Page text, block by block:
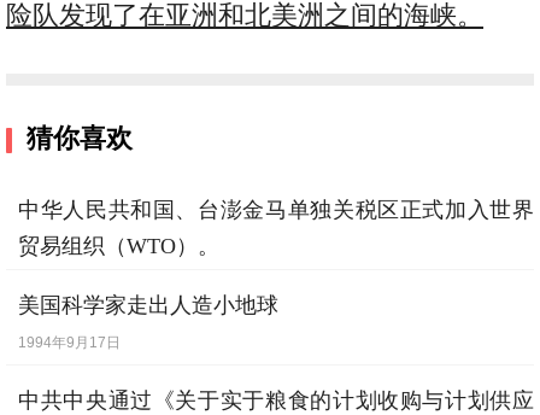
险队发现了在亚洲和北美洲之间的海峡。
猜你喜欢
中华人民共和国、台澎金马单独关税区正式加入世界
贸易组织（WTO）。
美国科学家走出人造小地球
1994年9月17日
中共中央通过《关于实于粮食的计划收购与计划供应